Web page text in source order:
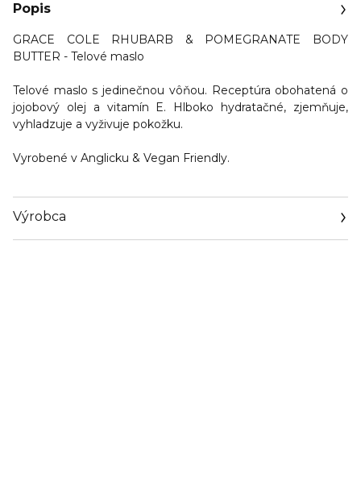
Popis
GRACE COLE RHUBARB & POMEGRANATE BODY
BUTTER - Telové maslo
Telové maslo s jedinečnou vôňou. Receptúra obohatená o
jojobový olej a vitamín E. Hlboko hydratačné, zjemňuje,
vyhladzuje a vyživuje pokožku.
Vyrobené v Anglicku & Vegan Friendly.
Výrobca